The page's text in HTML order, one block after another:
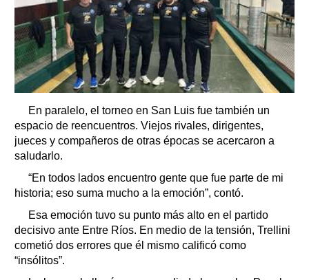
En paralelo, el torneo en San Luis fue también un
espacio de reencuentros. Viejos rivales, dirigentes,
jueces y compañeros de otras épocas se acercaron a
saludarlo.
“En todos lados encuentro gente que fue parte de mi
historia; eso suma mucho a la emoción”, contó.
Esa emoción tuvo su punto más alto en el partido
decisivo ante Entre Ríos. En medio de la tensión, Trellini
cometió dos errores que él mismo calificó como
“insólitos”.